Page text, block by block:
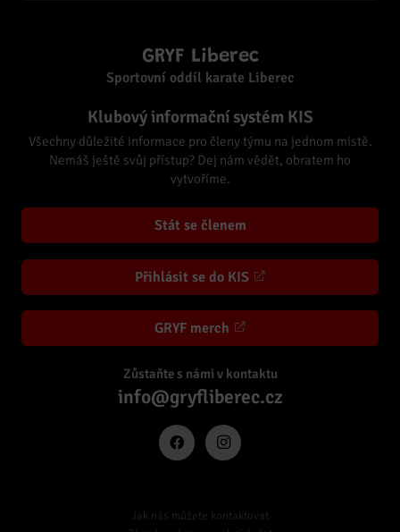
GRYF Liberec
Sportovní oddíl karate Liberec
Klubový informační systém KIS
Všechny důležité informace pro členy týmu na jednom místě.
Nemáš ještě svůj přístup? Dej nám vědět, obratem ho
vytvoříme.
Stát se členem
Přihlásit se do KIS
GRYF merch
Zůstaňte s námi v kontaktu
info@gryfliberec.cz
Jak nás můžete kontaktovat